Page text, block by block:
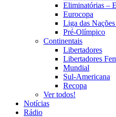
Eliminatórias –
Eurocopa
Liga das
Pré-Olímpico
Continentais
Libertadores
Libertadores
Mundial
Sul-Americana
Recopa
Ver todos!
Notícias
Rádio